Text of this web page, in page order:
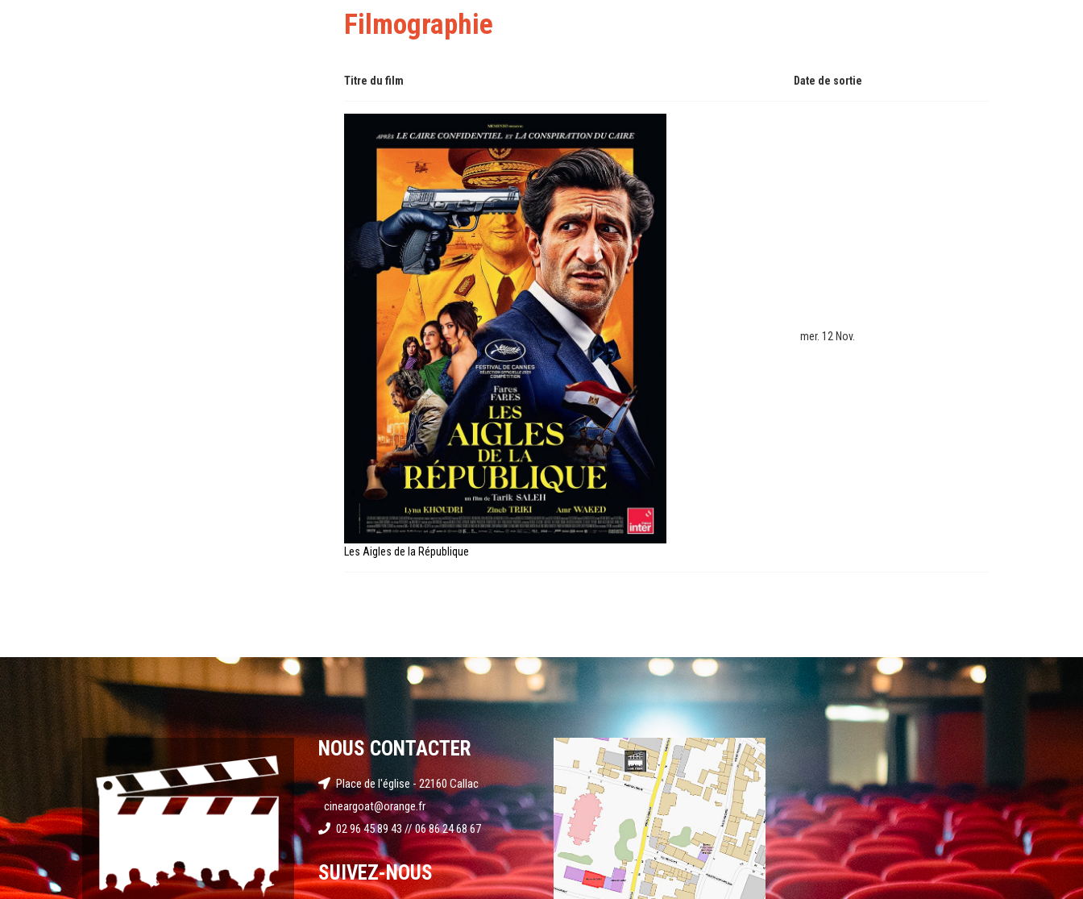
Filmographie
Titre du film Date de sortie
Les Aigles de la République
mer. 12 Nov.
NOUS CONTACTER
Place de l'église - 22160 Callac
cineargoat@orange.fr
02 96 45 89 43 // 06 86 24 68 67
SUIVEZ-NOUS